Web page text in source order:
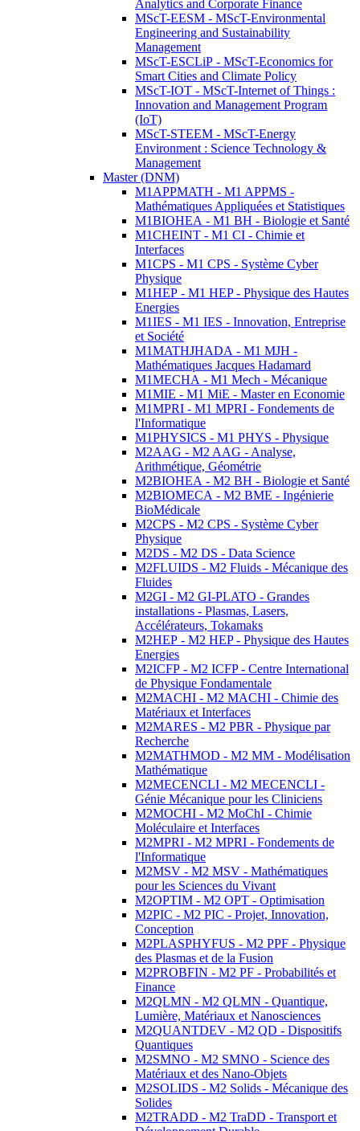
Analytics and Corporate Finance
MScT-EESM - MScT-Environmental
Engineering and Sustainability
Management
MScT-ESCLiP - MScT-Economics for
Smart Cities and Climate Policy
MScT-IOT - MScT-Internet of Things :
Innovation and Management Program
(IoT)
MScT-STEEM - MScT-Energy
Environment : Science Technology &
Management
Master (DNM)
M1APPMATH - M1 APPMS -
Mathématiques Appliquées et Statistiques
M1BIOHEA - M1 BH - Biologie et Santé
M1CHEINT - M1 CI - Chimie et
Interfaces
M1CPS - M1 CPS - Système Cyber
Physique
M1HEP - M1 HEP - Physique des Hautes
Energies
M1IES - M1 IES - Innovation, Entreprise
et Société
M1MATHJHADA - M1 MJH -
Mathématiques Jacques Hadamard
M1MECHA - M1 Mech - Mécanique
M1MIE - M1 MiE - Master en Economie
M1MPRI - M1 MPRI - Fondements de
l'Informatique
M1PHYSICS - M1 PHYS - Physique
M2AAG - M2 AAG - Analyse,
Arithmétique, Géométrie
M2BIOHEA - M2 BH - Biologie et Santé
M2BIOMECA - M2 BME - Ingénierie
BioMédicale
M2CPS - M2 CPS - Système Cyber
Physique
M2DS - M2 DS - Data Science
M2FLUIDS - M2 Fluids - Mécanique des
Fluides
M2GI - M2 GI-PLATO - Grandes
installations - Plasmas, Lasers,
Accélérateurs, Tokamaks
M2HEP - M2 HEP - Physique des Hautes
Energies
M2ICFP - M2 ICFP - Centre International
de Physique Fondamentale
M2MACHI - M2 MACHI - Chimie des
Matériaux et Interfaces
M2MARES - M2 PBR - Physique par
Recherche
M2MATHMOD - M2 MM - Modélisation
Mathématique
M2MECENCLI - M2 MECENCLI -
Génie Mécanique pour les Cliniciens
M2MOCHI - M2 MoChI - Chimie
Moléculaire et Interfaces
M2MPRI - M2 MPRI - Fondements de
l'Informatique
M2MSV - M2 MSV - Mathématiques
pour les Sciences du Vivant
M2OPTIM - M2 OPT - Optimisation
M2PIC - M2 PIC - Projet, Innovation,
Conception
M2PLASPHYFUS - M2 PPF - Physique
des Plasmas et de la Fusion
M2PROBFIN - M2 PF - Probabilités et
Finance
M2QLMN - M2 QLMN - Quantique,
Lumière, Matériaux et Nanosciences
M2QUANTDEV - M2 QD - Dispositifs
Quantiques
M2SMNO - M2 SMNO - Science des
Matériaux et des Nano-Objets
M2SOLIDS - M2 Solids - Mécanique des
Solides
M2TRADD - M2 TraDD - Transport et